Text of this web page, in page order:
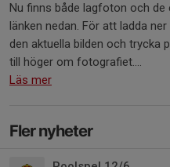
Nu finns både lagfoton och de
länken nedan. För att ladda
den aktuella bilden och trycka
till höger om fotografiet....
Läs mer
Fler nyheter